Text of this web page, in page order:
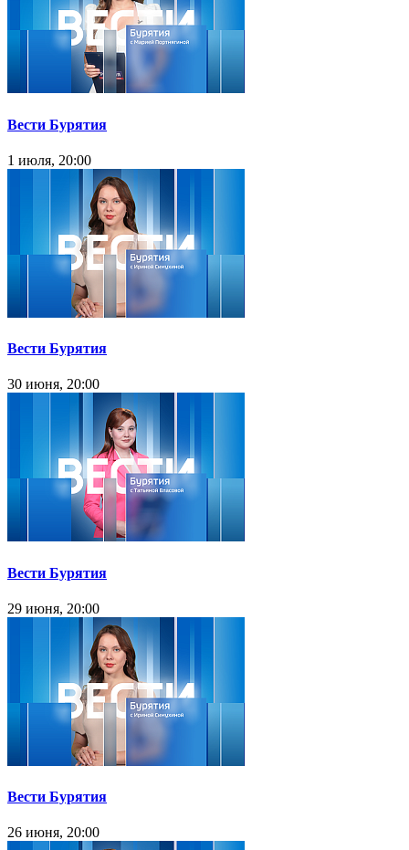
Вести Бурятия
1 июля, 20:00
Вести Бурятия
30 июня, 20:00
Вести Бурятия
29 июня, 20:00
Вести Бурятия
26 июня, 20:00